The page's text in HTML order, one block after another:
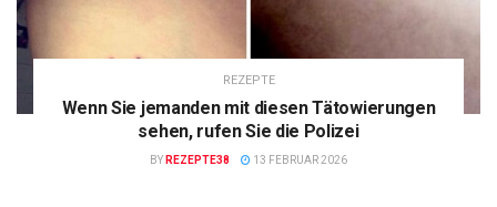
REZEPTE
Wenn Sie jemanden mit diesen Tätowierungen
sehen, rufen Sie die Polizei
BY REZEPTE38 13 FEBRUAR 2026